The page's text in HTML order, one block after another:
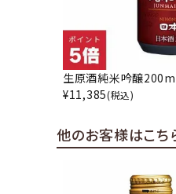
生原酒純米吟醸200ml
¥11,385(税込)
他のお客様はこち